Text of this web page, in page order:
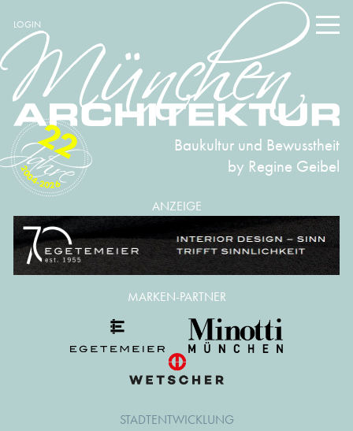
LOGIN
Baukultur und Bewusstheit
by Regine Geibel
2004-2026
22
ANZEIGE
STADTENTWICKLUNG